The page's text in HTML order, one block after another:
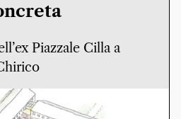
Piazzale Cilla a